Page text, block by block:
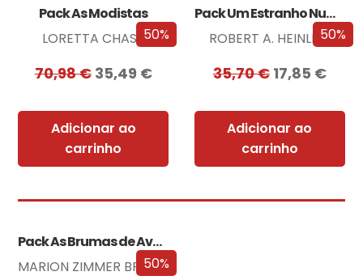
50%
Pack As Modistas
LORETTA CHASE
70,98€ 35,49 €
Adicionar ao
carrinho
50%
Pack Um Estranho Numa Terra Estranha
ROBERT A. HEINLEIN
35,70€ 17,85 €
Adicionar ao
carrinho
50%
Pack As Brumas de Avalon
MARION ZIMMER BRADLEY